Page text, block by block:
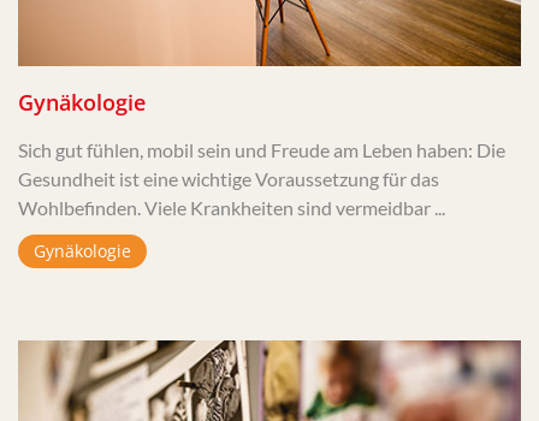
Gynäkologie
Sich gut fühlen, mobil sein und Freude am Leben haben: Die
Gesundheit ist eine wichtige Voraussetzung für das
Wohlbefinden. Viele Krankheiten sind vermeidbar ...
Gynäkologie